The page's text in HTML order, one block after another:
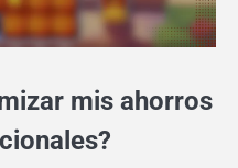
mis ahorros